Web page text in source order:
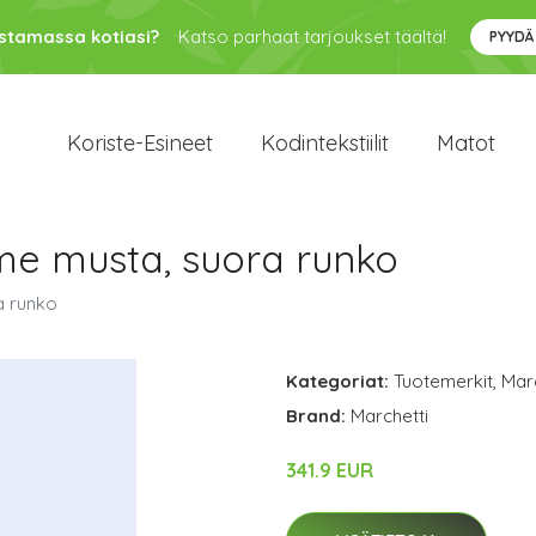
kotiasi? Katso parhaat tarjoukset täältä!
Koriste-Esineet Kodintekstiilit Matot
musta, suora runko
runko
Kategoriat: Tuotemerkit,
Brand: Marchetti
341.9 EUR